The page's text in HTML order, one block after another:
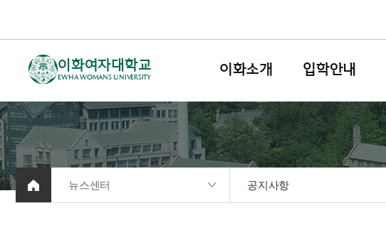
이화여자대학교
EWHA WOMANS UNIVERSITY
이화소개 입학안내
뉴스센터 공지사항